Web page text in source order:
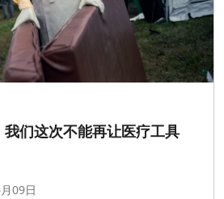
们这次不能再让医疗工具
09日